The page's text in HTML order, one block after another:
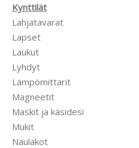
Kynttilät
Lahjatavarat
Lapset
Laukut
Lyhdyt
Lämpömittarit
Magneetit
Maskit ja käsidesi
Mukit
Naulakot